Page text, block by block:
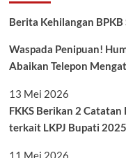
Berita Kehilangan
Waspada Penipuan!
Abaikan Telepon
13 Mei 2026
FKKS Berikan 2
terkait LKPJ Bupati 2025